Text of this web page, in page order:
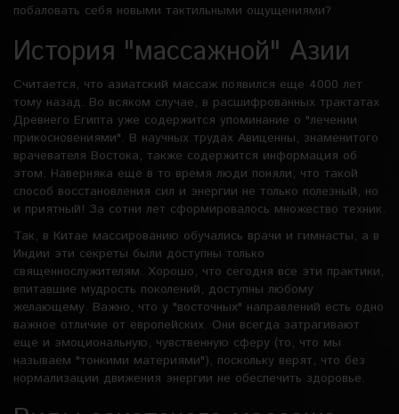
побаловать себя новыми тактильными ощущениями?
История "массажной" Азии
Считается, что азиатский массаж появился еще 4000 лет
тому назад. Во всяком случае, в расшифрованных трактатах
Древнего Египта уже содержится упоминание о "лечении
прикосновениями". В научных трудах Авиценны, знаменитого
врачевателя Востока, также содержится информация об
этом. Наверняка еще в то время люди поняли, что такой
способ восстановления сил и энергии не только полезный, но
и приятный! За сотни лет сформировалось множество техник.
Так, в Китае массированию обучались врачи и гимнасты, а в
Индии эти секреты были доступны только
священнослужителям. Хорошо, что сегодня все эти практики,
впитавшие мудрость поколений, доступны любому
желающему. Важно, что у "восточных" направлений есть одно
важное отличие от европейских. Они всегда затрагивают
еще и эмоциональную, чувственную сферу (то, что мы
называем "тонкими материями"), поскольку верят, что без
нормализации движения энергии не обеспечить здоровье.